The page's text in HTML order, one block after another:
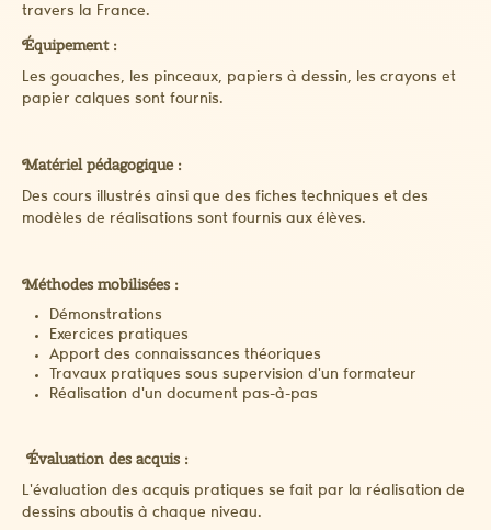
travers la France.
Équipement :
Les gouaches, les pinceaux, papiers à dessin, les crayons et
papier calques sont fournis.
Matériel pédagogique :
Des cours illustrés ainsi que des fiches techniques et des
modèles de réalisations sont fournis aux élèves.
Méthodes mobilisées :
Démonstrations
Exercices pratiques
Apport des connaissances théoriques
Travaux pratiques sous supervision d'un formateur
Réalisation d'un document pas-à-pas
Évaluation des acquis :
L'évaluation des acquis pratiques se fait par la réalisation de
dessins aboutis à chaque niveau.